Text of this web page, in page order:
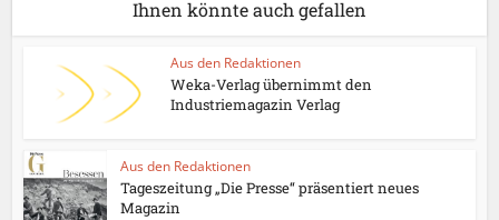
Ihnen könnte auch gefallen
Aus den Redaktionen
Weka-Verlag übernimmt den
Industriemagazin Verlag
Aus den Redaktionen
Tageszeitung „Die Presse“ präsentiert neues
Magazin